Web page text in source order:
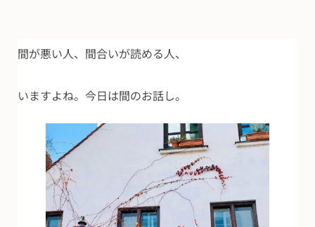
間が悪い人、間合いが読める人、
いますよね。今日は間のお話し。